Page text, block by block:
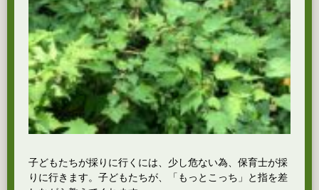
子どもたちが採りに行くには、少し危ない為、保育士が採
りに行きます。子どもたちが、「もっとこっち」と指を差